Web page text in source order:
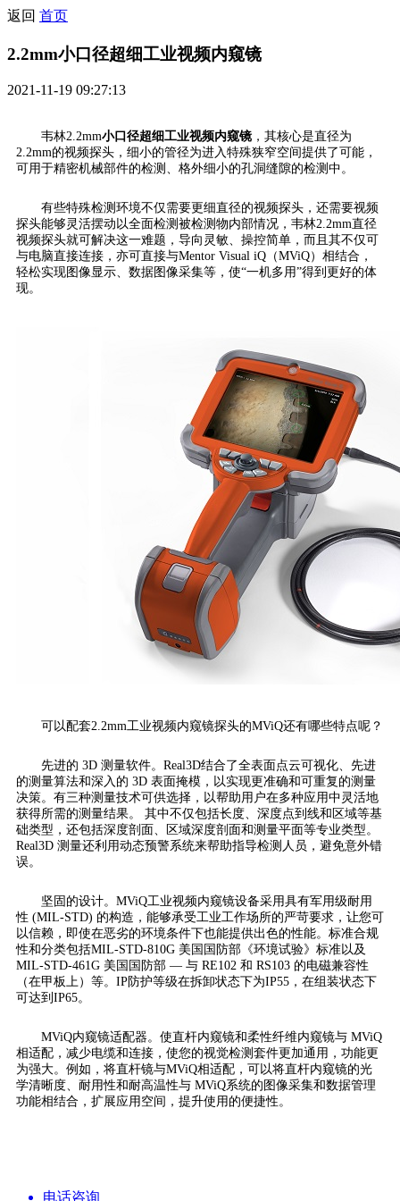
返回 首页
2.2mm小口径超细工业视频内窥镜
2021-11-19 09:27:13
韦林2.2mm小口径超细工业视频内窥镜 ，其核心是直径为
2.2mm的视频探头，细小的管径为进入特殊狭窄空间提供了可能，
可用于精密机械部件的检测、格外细小的孔洞缝隙的检测中。
有些特殊检测环境不仅需要更细直径的视频探头，还需要视频
探头能够灵活摆动以全面检测被检测物内部情况，韦林2.2mm直径
视频探头就可解决这一难题，导向灵敏、操控简单，而且其不仅可
与电脑直接连接，亦可直接与Mentor Visual iQ（MViQ）相结合，
轻松实现图像显示、数据图像采集等，使“一机多用”得到更好的体
现。
可以配套2.2mm工业视频内窥镜探头的MViQ还有哪些特点呢？
先进的 3D 测量软件。Real3D结合了全表面点云可视化、先进
的测量算法和深入的 3D 表面掩模，以实现更准确和可重复的测量
决策。有三种测量技术可供选择，以帮助用户在多种应用中灵活地
获得所需的测量结果。 其中不仅包括长度、深度点到线和区域等基
础类型，还包括深度剖面、区域深度剖面和测量平面等专业类型。
Real3D 测量还利用动态预警系统来帮助指导检测人员，避免意外错
误。
坚固的设计。MViQ工业视频内窥镜设备采用具有军用级耐用
性 (MIL-STD) 的构造，能够承受工业工作场所的严苛要求，让您可
以信赖，即使在恶劣的环境条件下也能提供出色的性能。标准合规
性和分类包括MIL-STD-810G 美国国防部《环境试验》标准以及
MIL-STD-461G 美国国防部 — 与 RE102 和 RS103 的电磁兼容性
（在甲板上）等。IP防护等级在拆卸状态下为IP55，在组装状态下
可达到IP65。
MViQ内窥镜适配器。使直杆内窥镜和柔性纤维内窥镜与 MViQ
相适配，减少电缆和连接，使您的视觉检测套件更加通用，功能更
为强大。例如，将直杆镜与MViQ相适配，可以将直杆内窥镜的光
学清晰度、耐用性和耐高温性与 MViQ系统的图像采集和数据管理
功能相结合，扩展应用空间，提升使用的便捷性。
电话咨询